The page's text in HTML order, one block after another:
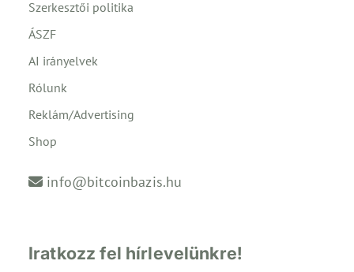
Szerkesztői politika
ÁSZF
AI irányelvek
Rólunk
Reklám/Advertising
Shop
info@bitcoinbazis.hu
Iratkozz fel hírlevelünkre!